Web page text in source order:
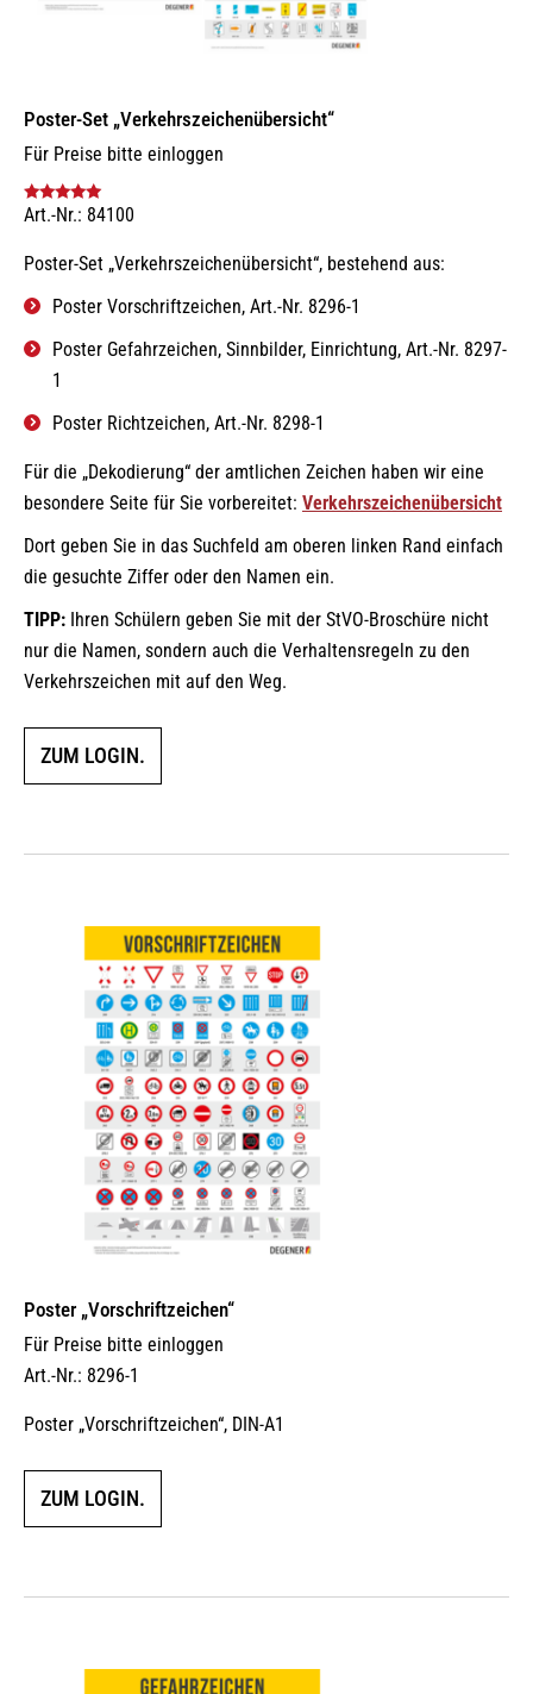
Poster-Set „Verkehrszeichenübersicht“
Für Preise bitte einloggen
Bewertet mit
Art.-Nr.: 84100
Poster-Set „Verkehrszeichenübersicht“, bestehend aus:
Poster Vorschriftzeichen, Art.-Nr. 8296-1
Poster Gefahrzeichen, Sinnbilder, Einrichtung, Art.-Nr. 8297-
1
Poster Richtzeichen, Art.-Nr. 8298-1
Für die „Dekodierung“ der amtlichen Zeichen haben wir eine
besondere Seite für Sie vorbereitet: Verkehrszeichenübersicht
Dort geben Sie in das Suchfeld am oberen linken Rand einfach
die gesuchte Ziffer oder den Namen ein.
TIPP: Ihren Schülern geben Sie mit der StVO-Broschüre nicht
nur die Namen, sondern auch die Verhaltensregeln zu den
Verkehrszeichen mit auf den Weg.
ZUM LOGIN.
Poster „Vorschriftzeichen“
Für Preise bitte einloggen
Art.-Nr.: 8296-1
Poster „Vorschriftzeichen“, DIN-A1
ZUM LOGIN.